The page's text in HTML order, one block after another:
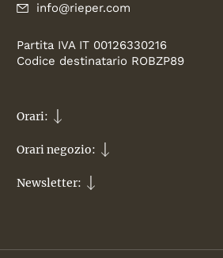
info@rieper.com
Partita IVA IT 00126330216
Codice destinatario ROBZP89
Orari:
Orari negozio:
Newsletter: